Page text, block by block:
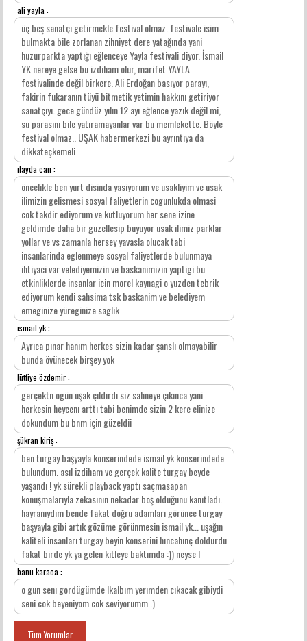
ali yayla :
üç beş sanatçı getirmekle festival olmaz. festivale isim
bulmakta bile zorlanan zihniyet dere yatağında yani
huzurparkta yaptığı eğlenceye Yayla festivali diyor. İsmail
YK nereye gelse bu izdiham olur, marifet YAYLA
festivalinde değil birkere. Ali Erdoğan basıyor parayı,
fakirin fukaranın tüyü bitmetik yetimin hakkını getiriyor
sanatçıyı. gece gündüz yılın 12 ayı eğlence yazık değil mi,
su parasını bile yatıramayanlar var bu memlekette. Böyle
festival olmaz.. UŞAK habermerkezi bu ayrıntıya da
dikkateçkemeli
ilayda can :
öncelikle ben yurt disinda yasiyorum ve usakliyim ve usak
ilimizin gelismesi sosyal faliyetlerin cogunlukda olmasi
cok takdir ediyorum ve kutluyorum her sene izine
geldimde daha bir guzellesip buyuyor usak ilimiz parklar
yollar ve vs zamanla hersey yavasla olucak tabi
insanlarinda eglenmeye sosyal faliyetlerde bulunmaya
ihtiyaci var velediyemizin ve baskanimizin yaptigi bu
etkinliklerde insanlar icin morel kaynagi o yuzden tebrik
ediyorum kendi sahsima tsk baskanim ve belediyem
emeginize yüreginize saglik
ismail yk :
Ayrıca pınar hanım herkes sizin kadar şanslı olmayabilir
bunda övünecek birşey yok
lütfiye özdemir :
gerçektn ogün uşak çıldırdı siz sahneye çıkınca yani
herkesin heycenı arttı tabi benimde sizin 2 kere elinize
dokundum bu bnm için güzeldii
şükran kiriş :
ben turgay başyayla konserindede ismail yk konserindede
bulundum. asıl izdiham ve gerçek kalite turgay beyde
yaşandı ! yk sürekli playback yaptı saçmasapan
konuşmalarıyla zekasının nekadar boş olduğunu kanıtladı.
hayranıydım bende fakat doğru adamları görünce turgay
başyayla gibi artık gözüme görünmesin ismail yk... uşağın
kaliteli insanları turgay beyin konserini hıncahınç doldurdu
fakat birde yk ya gelen kitleye baktımda :)) neyse !
banu karaca :
o gun senı gordügümde lkalbım yerımden cıkacak gibiydi
seni cok beyeniyom cok seviyorumm .)
Tüm Yorumlar